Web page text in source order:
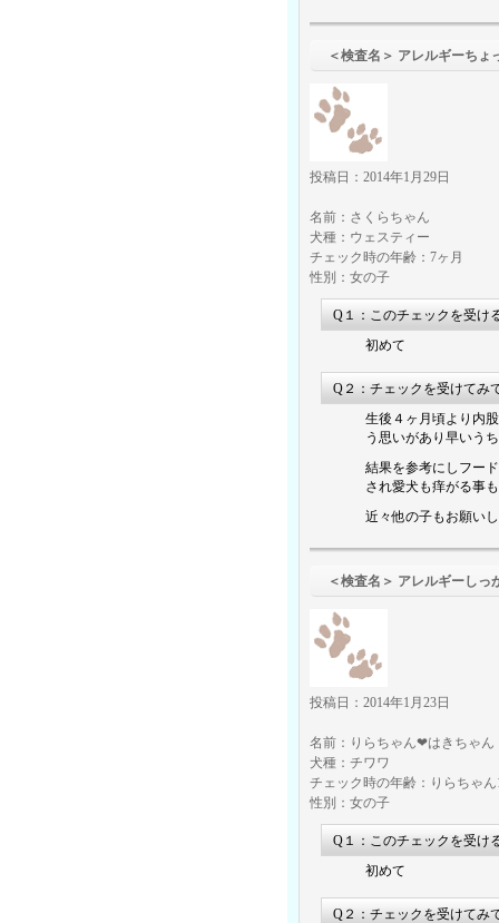
＜検査名＞ ア
投稿日：2014年1月29日
名前：さくらちゃん
犬種：ウェスティー
チェック時の年齢：7ヶ月
性別：女の子
Q１：このチェックを受け
初めて
Q２：チェックを受けてみ
生後４ヶ月頃より内
う思いがあり早いう
結果を参考にしフー
され愛犬も痒がる事
近々他の子もお願い
＜検査名＞ アレル
投稿日：2014年1月23日
名前：りらちゃん❤はきちゃん
犬種：チワワ
チェック時の年齢：りらちゃ
性別：女の子
Q１：このチェックを受け
初めて
Q２：チェックを受けてみ